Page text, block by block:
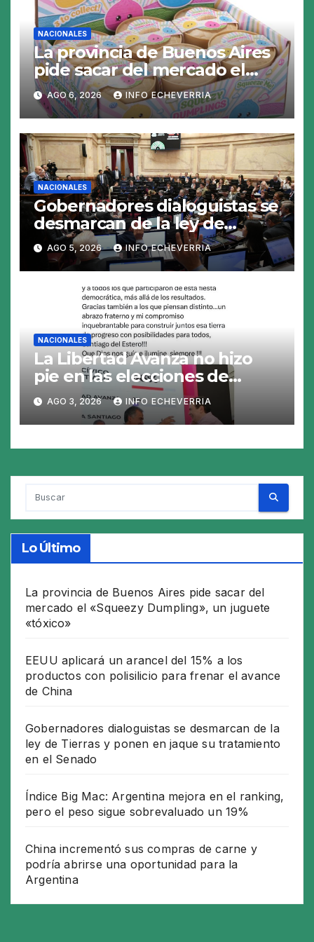
NACIONALES
La provincia de Buenos Aires
pide sacar del mercado el
«Squeezy Dumpling», un
juguete «tóxico»
AGO 6, 2026 INFO ECHEVERRIA
NACIONALES
Gobernadores dialoguistas se
desmarcan de la ley de
Tierras y ponen en jaque su
tratamiento en el Senado
AGO 5, 2026 INFO ECHEVERRIA
NACIONALES
La Libertad Avanza no hizo
pie en las elecciones de
Santiago del Estero y perdió
en los 26 municipios
AGO 3, 2026 INFO ECHEVERRIA
Lo Último
La provincia de Buenos Aires pide sacar del
mercado el «Squeezy Dumpling», un juguete
«tóxico»
EEUU aplicará un arancel del 15% a los
productos con polisilicio para frenar el avance
de China
Gobernadores dialoguistas se desmarcan de la
ley de Tierras y ponen en jaque su tratamiento
en el Senado
Índice Big Mac: Argentina mejora en el ranking,
pero el peso sigue sobrevaluado un 19%
China incrementó sus compras de carne y
podría abrirse una oportunidad para la
Argentina